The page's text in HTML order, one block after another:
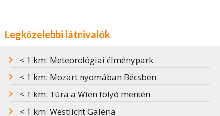
Legközelebbi látnivalók
< 1 km: Meteorológiai élménypark
< 1 km: Mozart nyomában Bécsben
< 1 km: Túra a Wien folyó mentén
< 1 km: Westlicht Galéria